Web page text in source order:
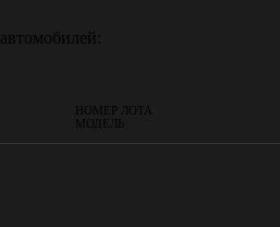
автомобилей:
НОМЕР ЛОТА
МОДЕЛЬ